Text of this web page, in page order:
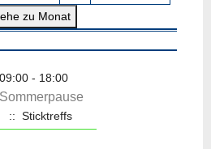
zu Monat
09:00 - 18:00
Sommerpause
:: Sticktreffs